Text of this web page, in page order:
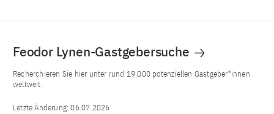
Feodor Lynen-Gastgebersuche
Recherchieren Sie hier unter rund 19.000 potenziellen Gastgeber*innen
weltweit.
Letzte Änderung:06.07.2026